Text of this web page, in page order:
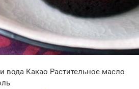
вода Какао Растительное масло